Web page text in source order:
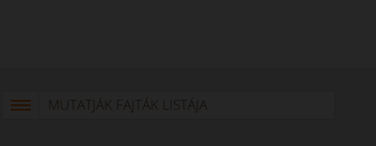
MUTATJÁK FAJTÁK LISTÁJA